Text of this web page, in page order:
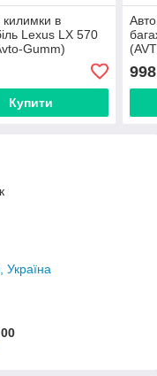
килимки в
Lexus LX 570
Gumm)
Купити
998
Україна